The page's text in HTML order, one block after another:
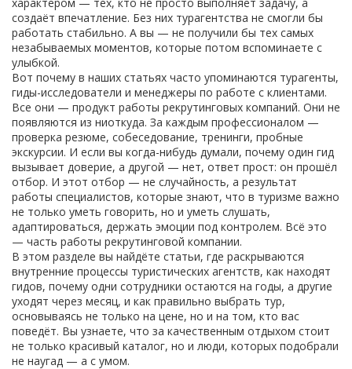
создаёт впечатление. Без них турагентства не смогли бы
работать стабильно. А вы — не получили бы тех самых
незабываемых моментов, которые потом вспоминаете с
улыбкой.
Вот почему в наших статьях часто упоминаются турагенты,
гиды-исследователи и менеджеры по работе с клиентами.
Все они — продукт работы рекрутинговых компаний. Они не
появляются из ниоткуда. За каждым профессионалом —
проверка резюме, собеседование, тренинги, пробные
экскурсии. И если вы когда-нибудь думали, почему один гид
вызывает доверие, а другой — нет, ответ прост: он прошёл
отбор. И этот отбор — не случайность, а результат
работы специалистов, которые знают, что в туризме важно
не только уметь говорить, но и уметь слушать,
адаптироваться, держать эмоции под контролем. Всё это
— часть работы рекрутинговой компании.
В этом разделе вы найдёте статьи, где раскрываются
внутренние процессы туристических агентств, как находят
гидов, почему одни сотрудники остаются на годы, а другие
уходят через месяц, и как правильно выбрать тур,
основываясь не только на цене, но и на том, кто вас
поведёт. Вы узнаете, что за качественным отдыхом стоит
не только красивый каталог, но и люди, которых подобрали
не наугад — а с умом.